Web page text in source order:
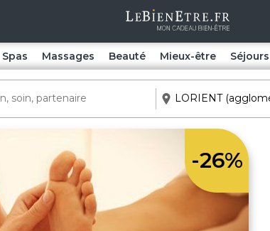
Spas Massages Beauté Mieux-être Séjours
-26%